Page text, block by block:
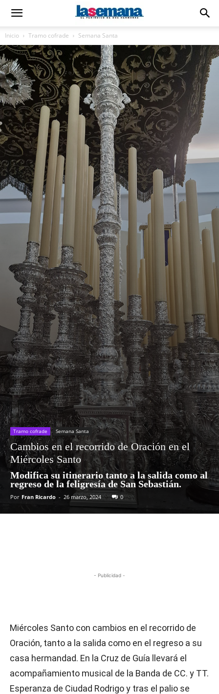
Inicio Tramo cofrade Semana Santa
Tramo cofrade Semana Santa
Cambios en el recorrido de Oración en el
Miércoles Santo
Modifica su itinerario tanto a la salida como al
regreso de la feligresía de San Sebastián.
Por Fran Ricardo - 26 marzo, 2024 0
- Publicidad -
Miércoles Santo con cambios en el recorrido de
Oración, tanto a la salida como en el regreso a su
casa hermandad. En la Cruz de Guía llevará el
acompañamiento musical de la Banda de CC. y TT.
Esperanza de Ciudad Rodrigo y tras el palio se